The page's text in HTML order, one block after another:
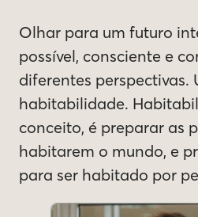
Olhar para um futuro
possível, consciente e
diferentes perspectivas.
habitabilidade.
conceito, é preparar as
habitarem o mundo, e
para ser habitado por